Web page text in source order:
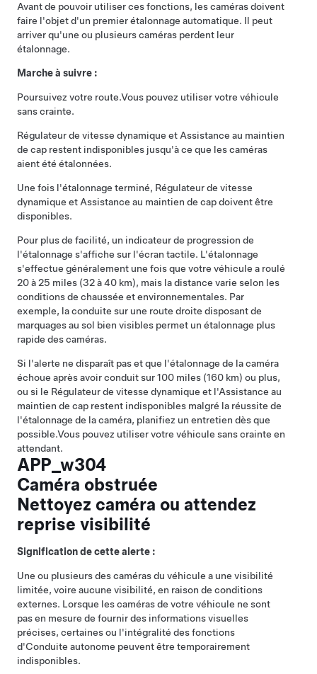
Avant de pouvoir utiliser ces fonctions, les caméras doivent
faire l'objet d'un premier étalonnage automatique. Il peut
arriver qu'une ou plusieurs caméras perdent leur
étalonnage.
Marche à suivre :
Poursuivez votre route.Vous pouvez utiliser votre véhicule
sans crainte.
Régulateur de vitesse dynamique et Assistance au maintien
de cap restent indisponibles jusqu'à ce que les caméras
aient été étalonnées.
Une fois l'étalonnage terminé, Régulateur de vitesse
dynamique et Assistance au maintien de capdoivent être
disponibles.
Pour plus de facilité, un indicateur de progression de
l'étalonnage s'affiche sur l'écran tactile. L'étalonnage
s'effectue généralement une fois que votre véhicule a roulé
20 à 25 miles (32 à 40 km), mais la distance varie selon les
conditions de chaussée et environnementales. Par
exemple, la conduite sur une route droite disposant de
marquages au sol bien visibles permet un étalonnage plus
rapide des caméras.
Si l'alerte ne disparaît pas et que l'étalonnage de la caméra
échoue après avoir conduit sur 100 miles (160 km) ou plus,
ou si le Régulateur de vitesse dynamique et l'Assistance au
maintien de cap restent indisponibles malgré la réussite de
l'étalonnage de la caméra, planifiez un entretien dès que
possible.Vous pouvez utiliser votre véhicule sans crainte en
attendant.
APP_w304
Caméra obstruée
Nettoyez caméra ou attendez
reprise visibilité
Signification de cette alerte :
Une ou plusieurs des caméras du véhicule a une visibilité
limitée, voire aucune visibilité, en raison de conditions
externes. Lorsque les caméras de votre véhicule ne sont
pas en mesure de fournir des informations visuelles
précises, certaines ou l'intégralité des fonctions
d'Conduite autonome peuvent être temporairement
indisponibles.